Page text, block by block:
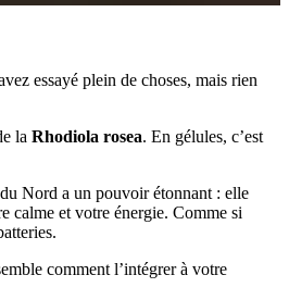
essayé plein de choses, mais rien
la Rhodiola rosea. En gélules, c’est
Nord a un pouvoir étonnant : elle
calme et votre énergie. Comme si
comment l’intégrer à votre